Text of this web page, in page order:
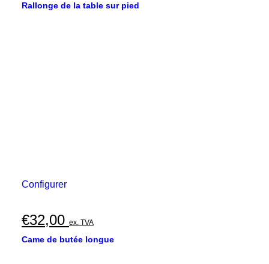
Rallonge de la table sur pied
Configurer
€32,00 ex. TVA
Came de butée longue